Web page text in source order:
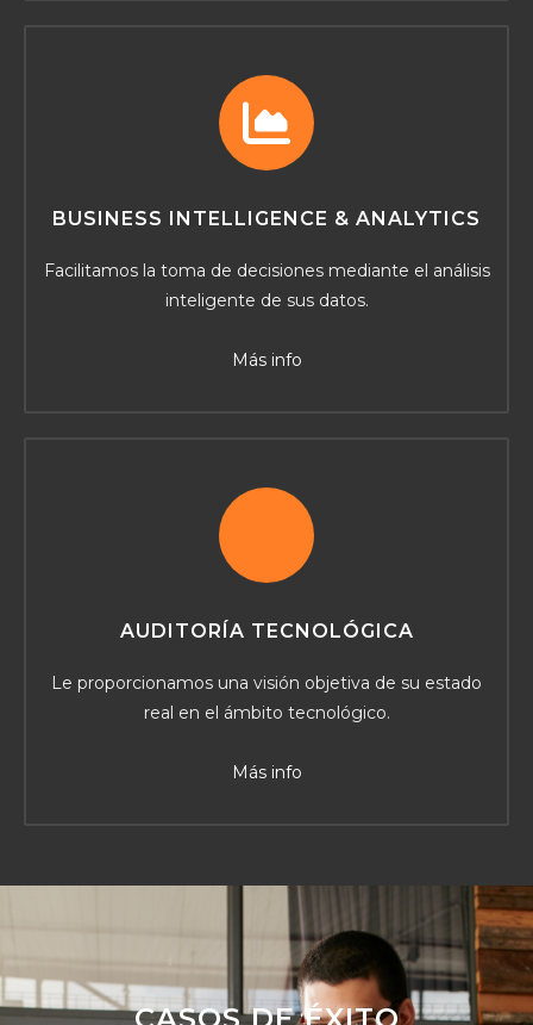
BUSINESS INTELLIGENCE & ANALYTICS
Facilitamos la toma de decisiones mediante el análisis
inteligente de sus datos.
Más info
AUDITORÍA TECNOLÓGICA
Le proporcionamos una visión objetiva de su estado
real en el ámbito tecnológico.
Más info